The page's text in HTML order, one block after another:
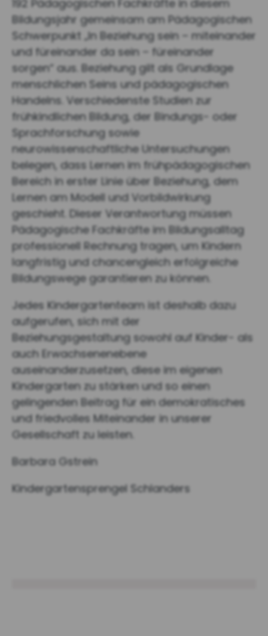
192 Pädagogischen Fachkräfte in diesem
Bildungsjahr gemeinsam am Pädagogischen
Schwerpunkt „In Beziehung sein – miteinander
und füreinander da sein – füreinander
sorgen“ aus. Beziehung gilt als Grundlage
menschlichen Seins und pädagogischen
Handelns. Verschiedenste Studien zur
frühkindlichen Bildung, der Bindungs- oder
Sprachforschung sowie
neurowissenschaftliche Untersuchungen
belegen, dass Lernen im frühpädagogischen
Bereich in erster Linie über Beziehung, dem
Lernen am Modell und Vorbildwirkung
geschieht. Dieser Verantwortung müssen
Pädagogische Fachkräfte im Bildungsalltag
professionell Rechnung tragen, um Kindern
langfristig und chancengleich erfolgreiche
Bildungswege garantieren zu können.
Jedes Kindergartenteam ist deshalb dazu
aufgerufen, sich mit der
Beziehungsgestaltung sowohl auf Kinder- als
auch Erwachsenenebene
auseinanderzusetzen, diese im eigenen
Kindergarten zu stärken und so einen
gelingenden Beitrag für ein demokratisches
und friedvolles Miteinander in unserer
Gesellschaft zu leisten.
Barbara Gstrein
Kindergartensprengel Schlanders